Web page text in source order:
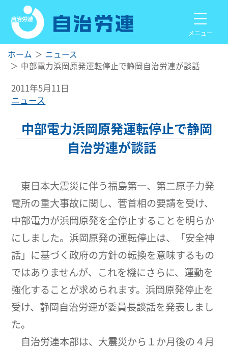
メニュー
ホーム
ニュース
中部電力浜岡原発運転停止で静岡自治労連が談話
2011年5月11日
ニュース
中部電力浜岡原発運転停止で静岡
自治労連が談話
東日本大震災に伴う福島第一、第二原子力発
電所の重大事故に関し、菅首相の要請を受け、
中部電力が浜岡原発を全停止することを明らか
にしました。浜岡原発の運転停止は、「安全神
話」に基づく政府の方針の転換を意味するもの
ではありませんが、これを機にさらに、運動を
強化することが求められます。浜岡原発停止を
受け、静岡自治労連が委員長談話を発表しまし
た。
自治労連本部は、大震災から１か月後の４月